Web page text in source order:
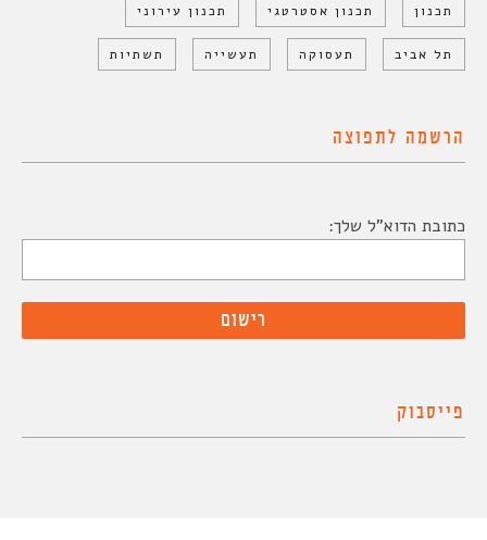
תכנון תכנון אסטרטגי תכנון עירוני
תל אביב תעסוקה תעשייה תשתיות
הרשמה לתפוצה
כתובת הדוא"ל שלך:
פייסבוק